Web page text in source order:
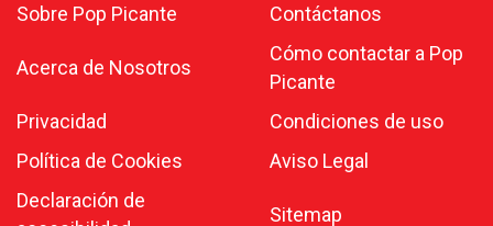
Sobre Pop Picante Contáctanos
Acerca de Nosotros
Cómo contactar a Pop
Picante
Privacidad
Condiciones de uso
Política de Cookies
Aviso Legal
Declaración de
Sitemap